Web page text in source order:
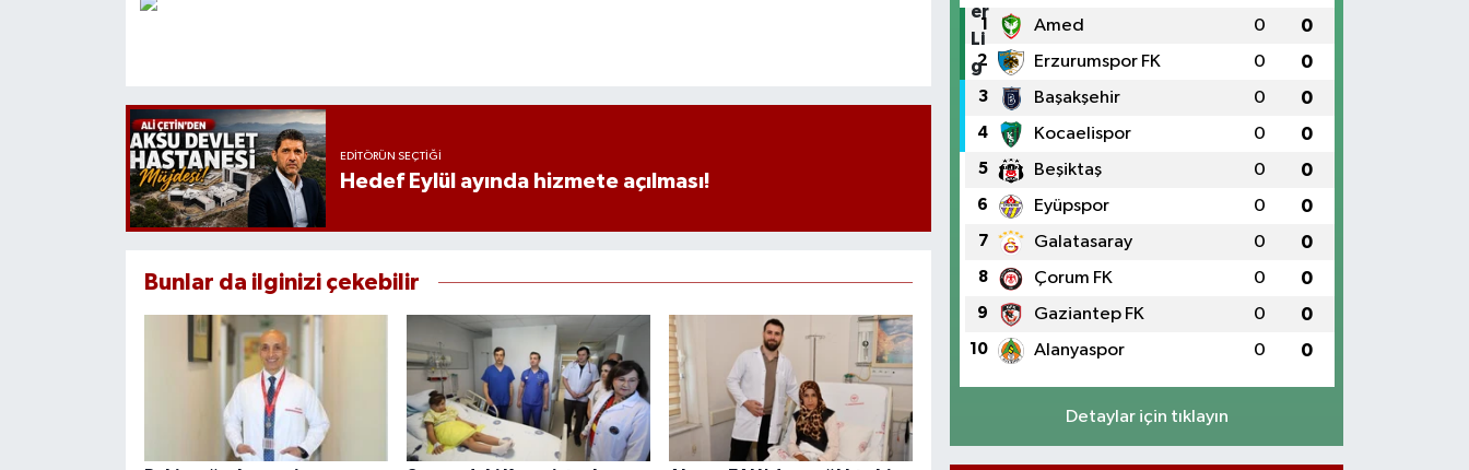
EDITÖRÜN SEÇTIĞI
Hedef Eylül ayında hizmete açılması!
Bunlar da ilginizi çekebilir
1 Amed 0 0
2 Erzurumspor FK 0 0
3 Başakşehir 0 0
4 Kocaelispor 0 0
5 Beşiktaş 0 0
6 Eyüpspor 0 0
7 Galatasaray 0 0
8 Çorum FK 0 0
9 Gaziantep FK 0 0
10 Alanyaspor 0 0
Detaylar için tıklayın